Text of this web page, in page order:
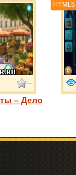
– Дело
--
HTML5